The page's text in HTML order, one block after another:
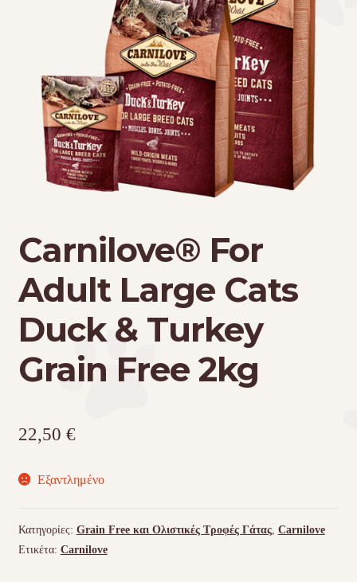
Τσάντες μεταφοράς
Επικοινωνία
Φροντίδα – Είδη Υγιεινής
Carnilove® For
Adult Large Cats
Duck & Turkey
Grain Free 2kg
22,50 €
Εξαντλημένο
Κατηγορίες: Grain Free και Ολιστικές Τροφές Γάτας, Carnilove
Ετικέτα: Carnilove